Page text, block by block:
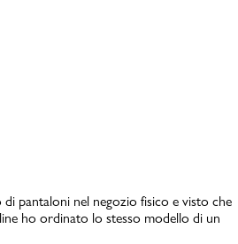
pantaloni nel negozio fisico e visto che
ho ordinato lo stesso modello di un